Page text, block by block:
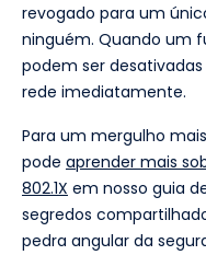
revogado para um
ninguém. Quando um
podem ser
rede imediatamente.
Para um mergulho
pode aprender mais
802.1X em nosso guia
segredos
pedra angular da